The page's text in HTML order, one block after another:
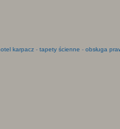
karpacz- tapety ścienne - obsługa